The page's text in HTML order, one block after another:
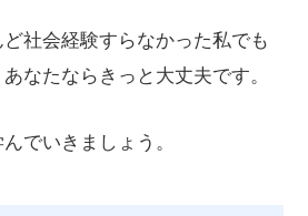
社会経験すらなかった私でも
なたならきっと大丈夫です。
でいきましょう。